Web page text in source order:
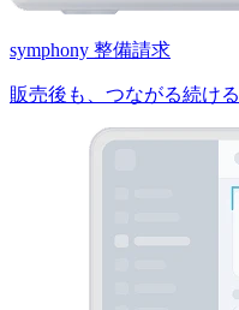
symphony 整備請求
販売後も、つながる続ける